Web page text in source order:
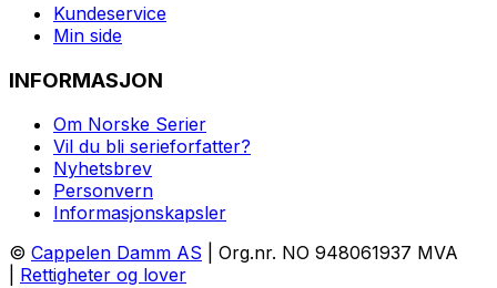
Kundeservice
Min side
INFORMASJON
Om Norske Serier
Vil du bli serieforfatter?
Nyhetsbrev
Personvern
Informasjonskapsler
© Cappelen Damm AS | Org.nr. NO 948061937 MVA
Rettigheter og lover